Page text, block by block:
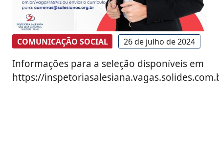
COMUNICAÇÃO SOCIAL 26 de julho de 2024
Informações para a seleção disponíveis em
https://